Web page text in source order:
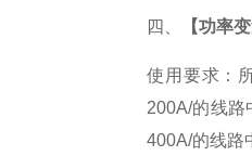
四、 【功率
使用要求：
200A/的线路
400A/的线路